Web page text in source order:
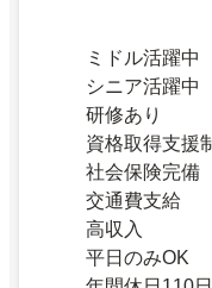
ミドル活躍中
シニア活躍中
研修あり
資格取得支援
社会保険完備
交通費支給
高収入
平日のみOK